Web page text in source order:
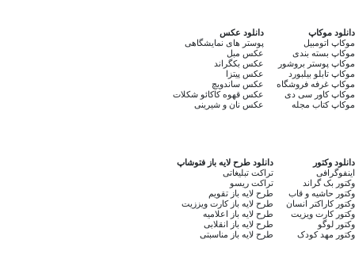
دانلود موکاپ
موکاپ اتومبیل
موکاپ بسته بندی
موکاپ پوستر بروشور
موکاپ تابلو بیلبورد
موکاپ غرفه فروشگاه
موکاپ کاور سی دی
موکاپ کتاب مجله
دانلود عکس
پوستر های نمایشگاهی
عکس مبل
عکس بکگراند
عکس پیتزا
عکس ساندویچ
عکس قهوه کاکائو شکلات
عکس نان و شیرینی
دانلود وکتور
اینفوگرافی
وکتور بک گراند
وکتور حاشیه و قاب
وکتور کاراکتر انسان
وکتور کارت ویزیت
وکتور لوگو
وکتور مهد کودک
دانلود طرح لایه باز فتوشاپ
تراکت تبلیغاتی
تراکت ریسو
طرح لایه باز تقویم
طرح لایه باز کارت ویززیت
طرح لایه باز اعلامیه
طرح لایه باز انقلابی
طرح لایه باز مناسبتی